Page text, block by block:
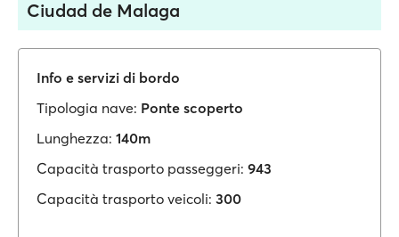
Ciudad de Malaga
Info e servizi di bordo
Tipologia nave: Ponte scoperto
Lunghezza: 140m
Capacità trasporto passeggeri: 943
Capacità trasporto veicoli: 300